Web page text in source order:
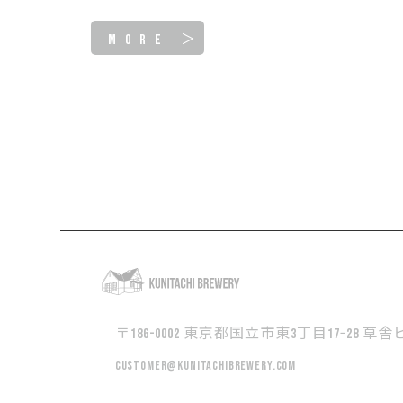
MORE ＞
〒186-0002 東京都国立市東3丁目17−28 草舎
customer@kunitachibrewery.com